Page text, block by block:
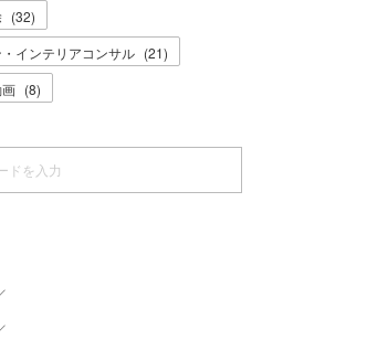
(32)
インテリアコンサル (21)
(8)